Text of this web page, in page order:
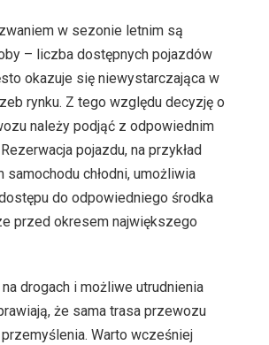
w sezonie letnim są
– liczba dostępnych pojazdów
okazuje się niewystarczająca w
rynku. Z tego względu decyzję o
należy podjąć z odpowiednim
pojazdu, na przykład
chłodni, umożliwia
do odpowiedniego środka
przed okresem największego
drogach i możliwe utrudnienia
że sama trasa przewozu
Warto wcześniej